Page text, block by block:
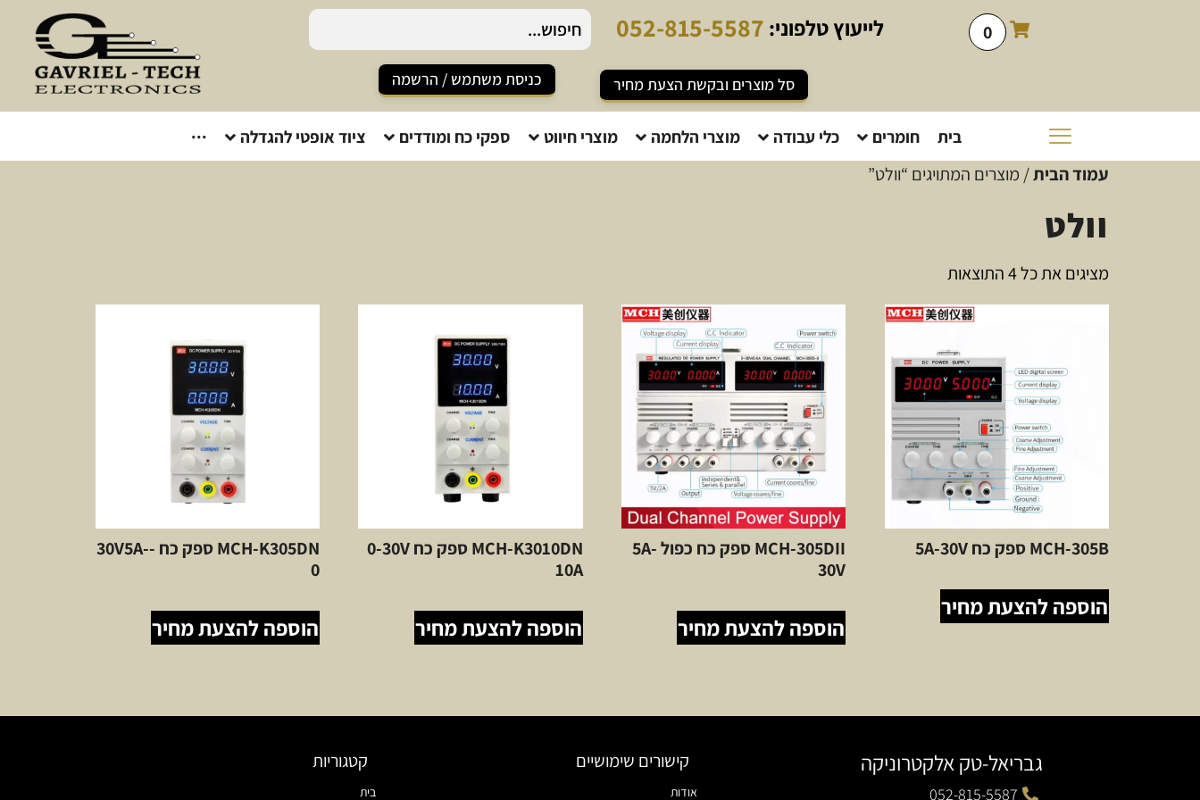
0 לייעוץטלפוני: 052-815-5587
סל מוצרים ובקשת הצעת מחיר כניסת משתמש / הרשמה
בית חומרים כלי עבודה מוצרי הלחמה מוצרי חיווט ספקי כח ומודדים ציוד אופטי להגדלה ···
עמוד הבית/ מוצרים המתויגים “וולט”
וולט
מציגים את כל ⁦4⁩ התוצאות
MCH-305B ספק כח 5A-30V
הוספה להצעת מחיר
MCH-305DII ספק כח כפול 5A-
30V
הוספה להצעת מחיר
MCH-K3010DN ספק כח 0-30V
10A
הוספה להצעת מחיר
MCH-K305DN ספק כח -30V5A-
0
הוספה להצעת מחיר
גבריאל-טק אלקטרוניקה
052-815-5587
קישורים שימושיים
אודות
קטגוריות
בית